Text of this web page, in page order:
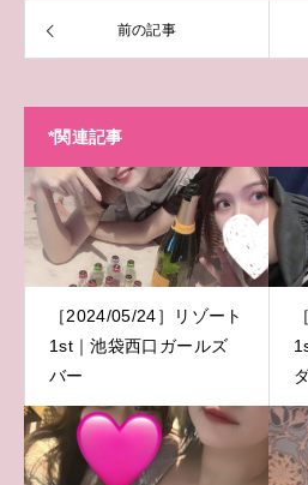
前の記事
*関連記事
［2024/05/24］リゾート
1st｜池袋西口ガールズ
バー